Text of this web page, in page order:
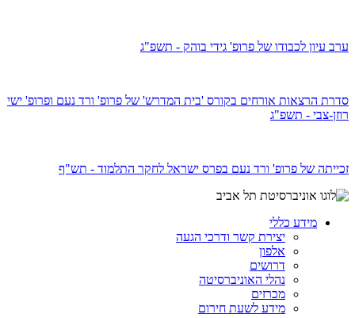
ערב עיון לכבודו של פרופ' גידי בוהק - תשפ"ג
סדרת הרצאות אורחים בקורס 'בית המדרש' של פרופ' ורד נעם ופרופ' ישי
רוזן-צבי - תשפ"ג
זכייתה של פרופ' ורד נעם בפרס ישראל לחקר התלמוד - תש"ף
מידע כללי
יצירת קשר ודרכי הגעה
אלפון
דרושים
נהלי האוניברסיטה
מכרזים
מידע לשעת חירום